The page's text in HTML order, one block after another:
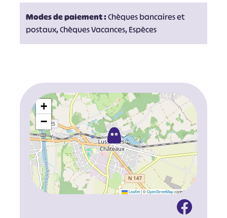
Modes de paiement :Chèques bancaires et
postaux, Chèques Vacances, Espèces
+
−
Leaflet |©OpenStreetMapcontributors